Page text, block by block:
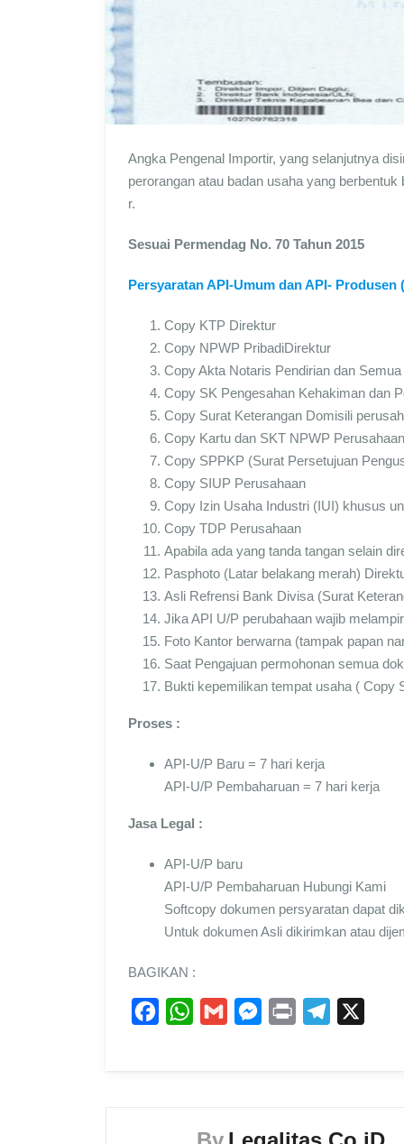
Angka Pengenal Importir, yang selanjutnya
perorangan atau badan usaha yang
r.
Sesuai Permendag No. 70 Tahun 2015
Persyaratan API-Umum dan API- Produsen
Copy KTP Direktur
Copy NPWP PribadiDirektur
Copy Akta Notaris Pendirian dan
Copy SK Pengesahan Kehakiman dan
Copy Surat Keterangan Domisili
Copy Kartu dan SKT NPWP Perusahaan
Copy SPPKP (Surat Persetujuan
Copy SIUP Perusahaan
Copy Izin Usaha Industri (IUI) khusus
Copy TDP Perusahaan
Apabila ada yang tanda tangan selain
Pasphoto (Latar belakang merah)
Asli Refrensi Bank Divisa (Surat
Jika API U/P perubahaan wajib
Foto Kantor berwarna (tampak papan
Saat Pengajuan permohonan semua
Bukti kepemilikan tempat usaha ( Copy
Proses :
API-U/P Baru = 7 hari kerja
API-U/P Pembaharuan = 7 hari kerja
Jasa Legal :
API-U/P baru
API-U/P Pembaharuan Hubungi Kami
Softcopy dokumen persyaratan dapat
Untuk dokumen Asli dikirimkan atau
BAGIKAN :
W
M